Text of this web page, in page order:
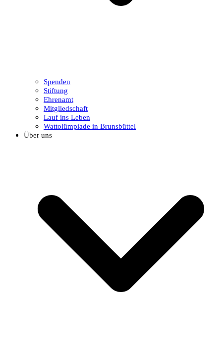
Spenden
Stiftung
Ehrenamt
Mitgliedschaft
Lauf ins Leben
Wattolümpiade in Brunsbüttel
Über uns